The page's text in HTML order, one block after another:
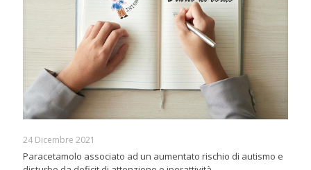
24 Dicembre 2021
Paracetamolo associato ad un aumentato rischio di autismo e